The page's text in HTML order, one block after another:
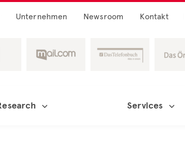
Unternehmen Newsroom Kontakt
Services